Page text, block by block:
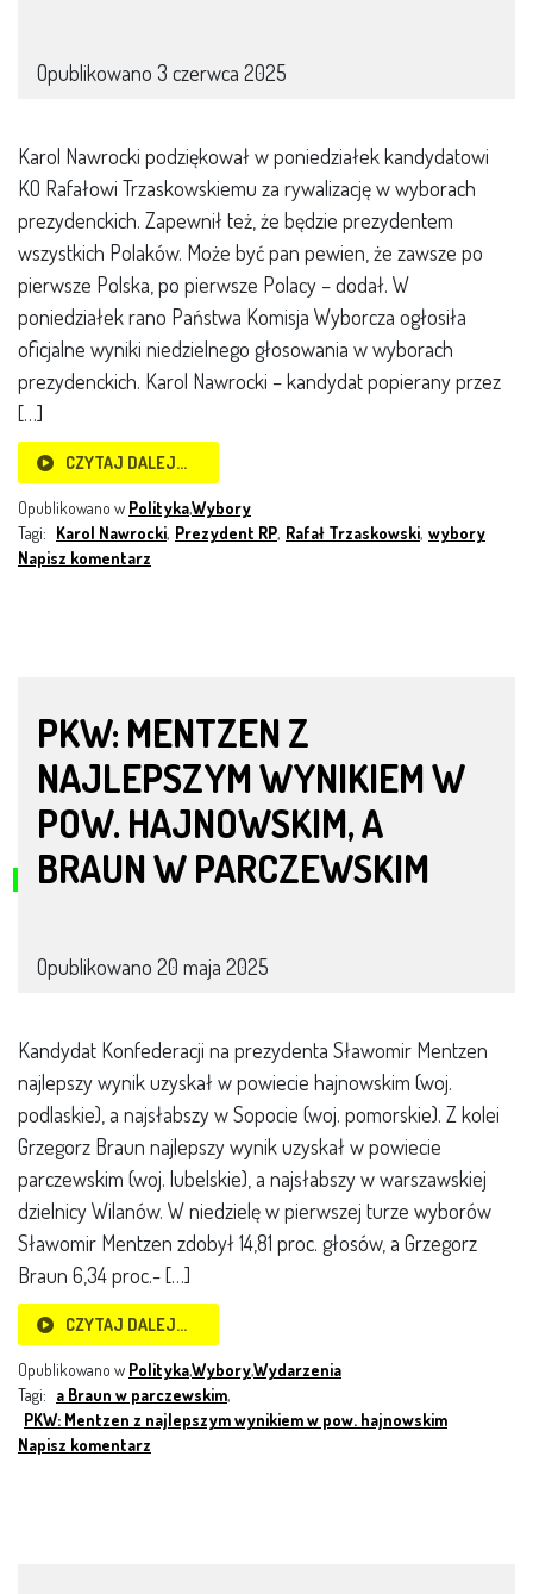
Opublikowano 3 czerwca 2025
Karol Nawrocki podziękował w poniedziałek kandydatowi
KO Rafałowi Trzaskowskiemu za rywalizację w wyborach
prezydenckich. Zapewnił też, że będzie prezydentem
wszystkich Polaków. Może być pan pewien, że zawsze po
pierwsze Polska, po pierwsze Polacy – dodał. W
poniedziałek rano Państwa Komisja Wyborcza ogłosiła
oficjalne wyniki niedzielnego głosowania w wyborach
prezydenckich. Karol Nawrocki – kandydat popierany przez
[…]
CZYTAJ DALEJ…
Opublikowano w Polityka,Wybory
Tagi: Karol Nawrocki, Prezydent RP, Rafał Trzaskowski, wybory
Napisz komentarz
PKW: MENTZEN Z
NAJLEPSZYM WYNIKIEM W
POW. HAJNOWSKIM, A
BRAUN W PARCZEWSKIM
Opublikowano 20 maja 2025
Kandydat Konfederacji na prezydenta Sławomir Mentzen
najlepszy wynik uzyskał w powiecie hajnowskim (woj.
podlaskie), a najsłabszy w Sopocie (woj. pomorskie). Z kolei
Grzegorz Braun najlepszy wynik uzyskał w powiecie
parczewskim (woj. lubelskie), a najsłabszy w warszawskiej
dzielnicy Wilanów. W niedzielę w pierwszej turze wyborów
Sławomir Mentzen zdobył 14,81 proc. głosów, a Grzegorz
Braun 6,34 proc.- […]
CZYTAJ DALEJ…
Opublikowano w Polityka,Wybory,Wydarzenia
Tagi: a Braun w parczewskim,
PKW: Mentzen z najlepszym wynikiem w pow. hajnowskim
Napisz komentarz